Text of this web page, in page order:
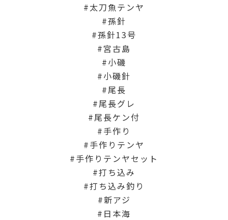
太刀魚テンヤ
孫針
孫針13号
宮古島
小磯
小磯針
尾長
尾長グレ
尾長ケン付
手作り
手作りテンヤ
手作りテンヤセット
打ち込み
打ち込み釣り
新アジ
日本海